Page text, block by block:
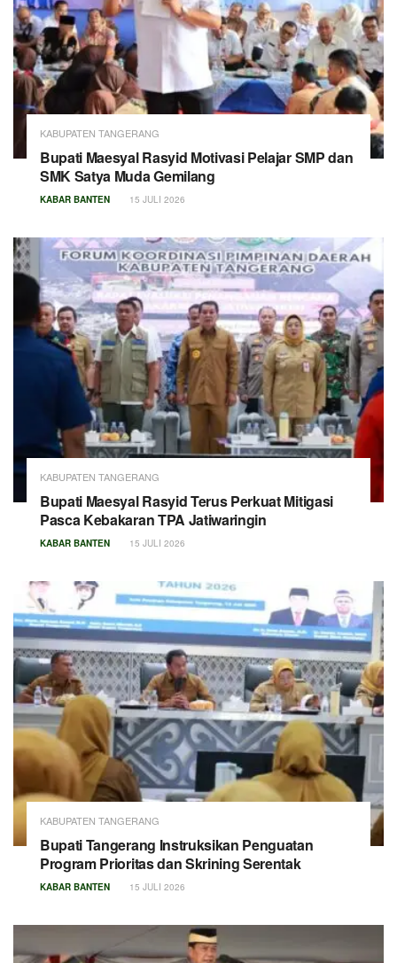
KABUPATEN TANGERANG
Bupati Maesyal Rasyid Motivasi Pelajar SMP dan
SMK Satya Muda Gemilang
KABAR BANTEN 15 JULI 2026
KABUPATEN TANGERANG
Bupati Maesyal Rasyid Terus Perkuat Mitigasi
Pasca Kebakaran TPA Jatiwaringin
KABAR BANTEN 15 JULI 2026
KABUPATEN TANGERANG
Bupati Tangerang Instruksikan Penguatan
Program Prioritas dan Skrining Serentak
KABAR BANTEN 15 JULI 2026